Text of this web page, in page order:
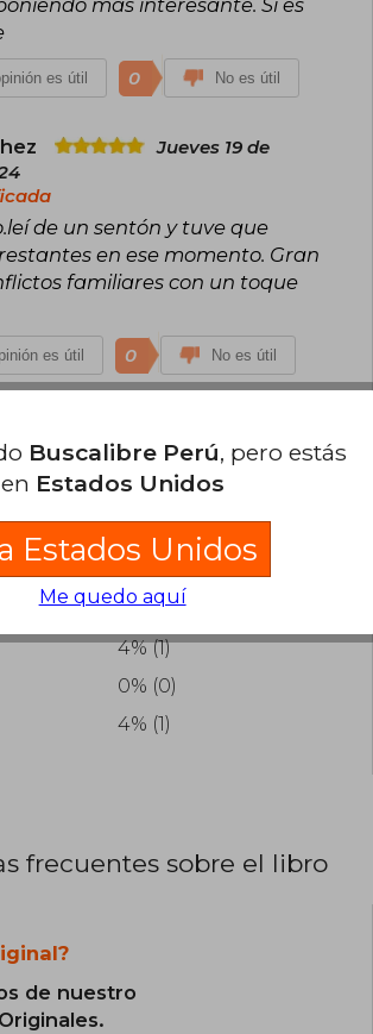
más interesante. Si es
es útil 0 No es útil
Jueves 19 de
de un sentón y tuve que
en ese momento. Gran
familiares con un toque
es útil 0 No es útil
Inicia sesiónpara poder
65% (15)
26% (6)
4% (1)
0% (0)
4% (1)
frecuentes sobre el libro
de nuestro
Buscalibre Perú, pero estás
en Estados Unidos
Estados Unidos
Me quedo aquí